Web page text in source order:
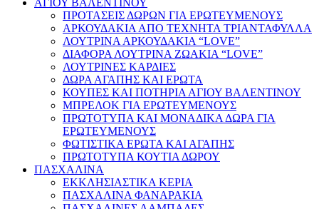
ΑΓΙΟΥ ΒΑΛΕΝΤΙΝΟΥ
ΠΡΟΤΑΣΕΙΣ ΔΩΡΩΝ ΓΙΑ ΕΡΩΤΕΥΜΕΝΟΥΣ
ΑΡΚΟΥΔΑΚΙΑ ΑΠΟ ΤΕΧΝΗΤΑ ΤΡΙΑΝΤΑΦΥΛΛΑ
ΛΟΥΤΡΙΝΑ ΑΡΚΟΥΔΑΚΙΑ “LOVE”
ΔΙΑΦΟΡΑ ΛΟΥΤΡΙΝΑ ΖΩΑΚΙΑ “LOVE”
ΛΟΥΤΡΙΝΕΣ ΚΑΡΔΙΕΣ
ΔΩΡΑ ΑΓΑΠΗΣ ΚΑΙ ΕΡΩΤΑ
ΚΟΥΠΕΣ ΚΑΙ ΠΟΤΗΡΙΑ ΑΓΙΟΥ ΒΑΛΕΝΤΙΝΟΥ
ΜΠΡΕΛΟΚ ΓΙΑ ΕΡΩΤΕΥΜΕΝΟΥΣ
ΠΡΩΤΟΤΥΠΑ ΚΑΙ ΜΟΝΑΔΙΚΑ ΔΩΡΑ ΓΙΑ
ΕΡΩΤΕΥΜΕΝΟΥΣ
ΦΩΤΙΣΤΙΚΑ ΕΡΩΤΑ ΚΑΙ ΑΓΑΠΗΣ
ΠΡΩΤΟΤΥΠΑ ΚΟΥΤΙΑ ΔΩΡΟΥ
ΠΑΣΧΑΛΙΝΑ
ΕΚΚΛΗΣΙΑΣΤΙΚΑ ΚΕΡΙΑ
ΠΑΣΧΑΛΙΝΑ ΦΑΝΑΡΑΚΙΑ